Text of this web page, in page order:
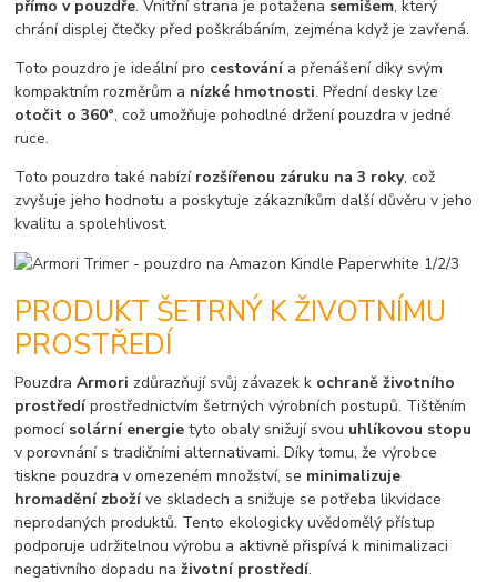
přímo v pouzdře. Vnitřní strana je potažena semišem, který
chrání displej čtečky před poškrábáním, zejména když je zavřená.
Toto pouzdro je ideální pro cestování a přenášení díky svým
kompaktním rozměrům a nízké hmotnosti. Přední desky lze
otočit o 360°, což umožňuje pohodlné držení pouzdra v jedné
ruce.
Toto pouzdro také nabízí rozšířenou záruku na 3 roky, což
zvyšuje jeho hodnotu a poskytuje zákazníkům další důvěru v jeho
kvalitu a spolehlivost.
PRODUKT ŠETRNÝ K ŽIVOTNÍMU
PROSTŘEDÍ
PouzdraArmori zdůrazňují svůj závazek k ochraně životního
prostředíprostřednictvím šetrných výrobních postupů. Tištěním
pomocí solární energie tyto obaly snižují svou uhlíkovou stopu
v porovnání s tradičními alternativami. Díky tomu, že výrobce
tiskne pouzdra v omezeném množství, se minimalizuje
hromadění zbožíve skladech a snižuje se potřeba likvidace
neprodaných produktů. Tento ekologicky uvědomělý přístup
podporuje udržitelnou výrobu a aktivně přispívá k minimalizaci
negativního dopadu naživotní prostředí.